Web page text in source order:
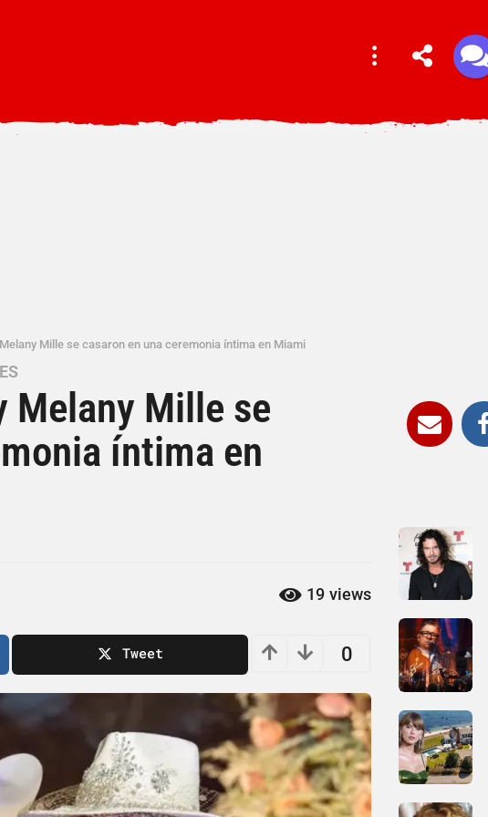
Mille se casaron en una ceremonia íntima en Miami
Melany Mille se
íntima en
19 views
0
Tweet